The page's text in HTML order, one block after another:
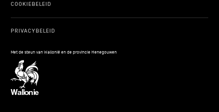
COOKIEBELEID
PRIVACYBELEID
Met de steun van Wallonië en de provincie Henegouwen